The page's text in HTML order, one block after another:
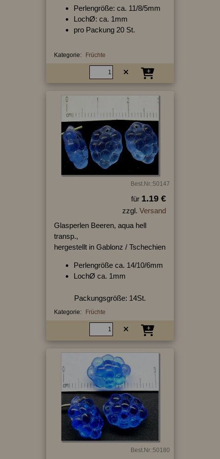
Perlengröße: ca. 11/8/5mm
LochØ: ca. 1mm
pro Packung 20 St.
Kategorie: Früchte
Best.Nr.:50147
für 1.19 €
zzgl. Versand
Glasperlen Beeren, aqua hell
transp.,
hergestellt in Gablonz / Tschechien
Perlengröße ca. 14/10/6mm
LochØ ca. 1mm
Packungsgröße: 14St.
Kategorie: Früchte
Best.Nr.:50180